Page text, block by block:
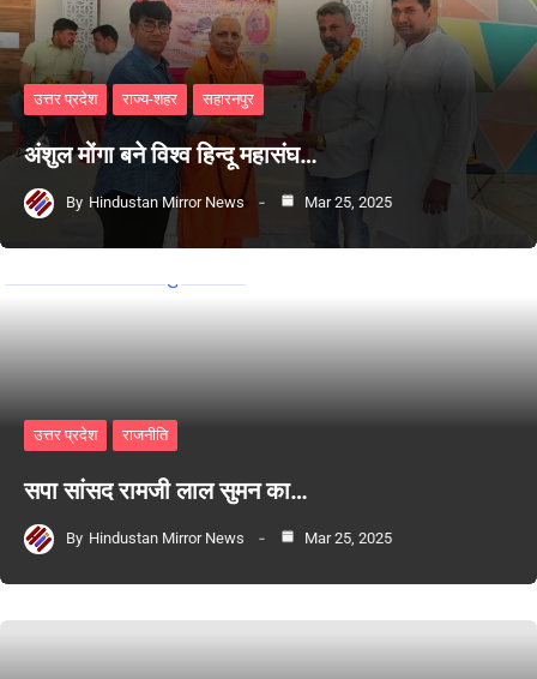
उत्तर प्रदेश राज्य-शहर सहारनपुर
अंशुल मोंगा बने विश्व हिन्दू महासंघ…
By Hindustan Mirror News Mar 25, 2025
उत्तर प्रदेश राजनीति
सपा सांसद रामजी लाल सुमन का…
By Hindustan Mirror News Mar 25, 2025